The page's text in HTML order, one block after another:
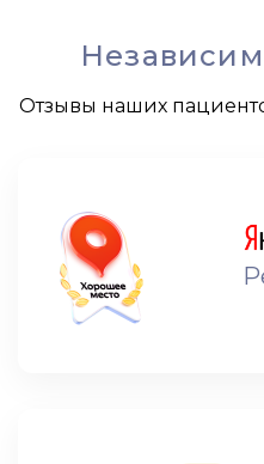
Отзывы наших